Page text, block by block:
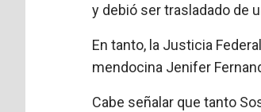
y debió ser trasladado de
En tanto, la Justicia
mendocina Jenifer
Cabe señalar que tanto